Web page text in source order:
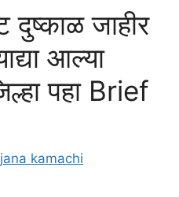
दुष्काळ जाहीर
आल्या
पहा Brief
kamachi